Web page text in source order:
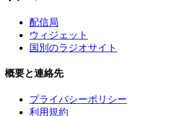
配信局
ウィジェット
国別のラジオサイト
概要と連絡先
プライバシーポリシー
利用規約